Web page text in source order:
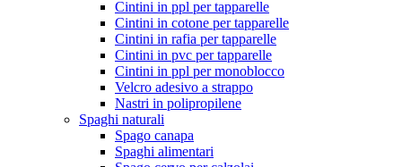
Cintini in ppl per tapparelle
Cintini in cotone per tapparelle
Cintini in rafia per tapparelle
Cintini in pvc per tapparelle
Cintini in ppl per monoblocco
Velcro adesivo a strappo
Nastri in polipropilene
Spaghi naturali
Spago canapa
Spaghi alimentari